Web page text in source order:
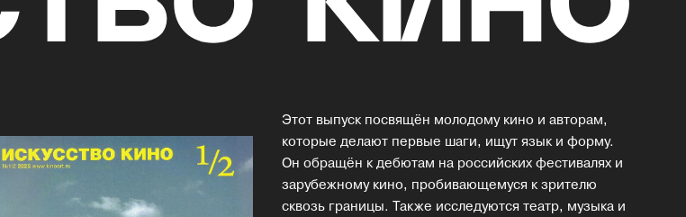
Этот выпуск посвящён молодому кино и авторам,
которые делают первые шаги, ищут язык и форму.
Он обращён к дебютам на российских фестивалях и
зарубежному кино, пробивающемуся к зрителю
сквозь границы. Также исследуются театр, музыка и